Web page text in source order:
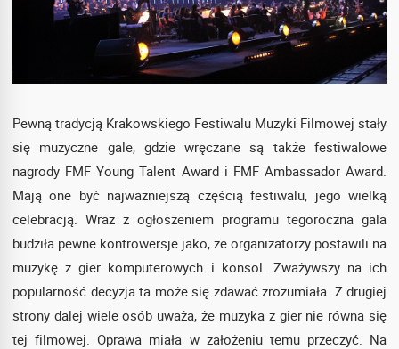
Pewną tradycją Krakowskiego Festiwalu Muzyki Filmowej stały
się muzyczne gale, gdzie wręczane są także festiwalowe
nagrody FMF Young Talent Award i FMF Ambassador Award.
Mają one być najważniejszą częścią festiwalu, jego wielką
celebracją. Wraz z ogłoszeniem programu tegoroczna gala
budziła pewne kontrowersje jako, że organizatorzy postawili na
muzykę z gier komputerowych i konsol. Zważywszy na ich
popularność decyzja ta może się zdawać zrozumiała. Z drugiej
strony dalej wiele osób uważa, że muzyka z gier nie równa się
tej filmowej. Oprawa miała w założeniu temu przeczyć. Na